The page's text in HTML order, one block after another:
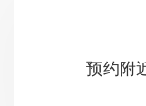
预约附